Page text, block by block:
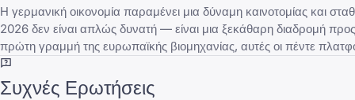
Η γερμανική οικονομία παραμένει μια δύναμη καινοτομίας και
2026 δεν είναι απλώς δυνατή — είναι μια ξεκάθαρη διαδρομή
πρώτη γραμμή της ευρωπαϊκής βιομηχανίας, αυτές οι πέντε
Συχνές Ερωτήσεις